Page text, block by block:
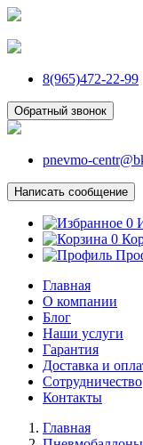
8(965)472-22-99
Обратный звонок
pnevmo-
Написать сообщение
0
0
Главная
О компании
Блог
Наши услуги
Гарантия
Доставка и
Сотрудничество
Контакты
Главная